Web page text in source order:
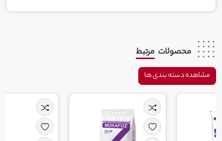
محصولات مرتبط
مشاهده دسته بندی ها